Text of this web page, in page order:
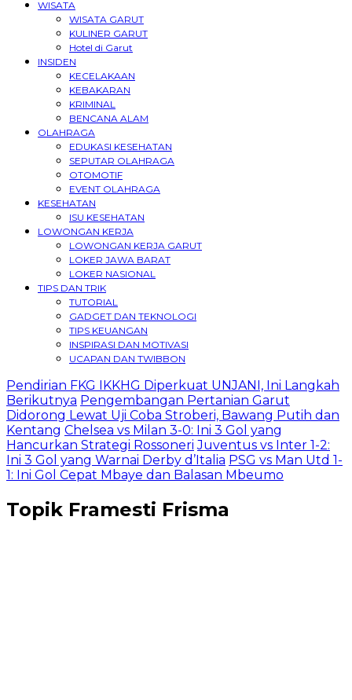
WISATA
WISATA GARUT
KULINER GARUT
Hotel di Garut
INSIDEN
KECELAKAAN
KEBAKARAN
KRIMINAL
BENCANA ALAM
OLAHRAGA
EDUKASI KESEHATAN
SEPUTAR OLAHRAGA
OTOMOTIF
EVENT OLAHRAGA
KESEHATAN
ISU KESEHATAN
LOWONGAN KERJA
LOWONGAN KERJA GARUT
LOKER JAWA BARAT
LOKER NASIONAL
TIPS DAN TRIK
TUTORIAL
GADGET DAN TEKNOLOGI
TIPS KEUANGAN
INSPIRASI DAN MOTIVASI
UCAPAN DAN TWIBBON
Pendirian FKG IKKHG Diperkuat UNJANI, Ini Langkah
Berikutnya Pengembangan Pertanian Garut
Didorong Lewat Uji Coba Stroberi, Bawang Putih dan
Kentang Chelsea vs Milan 3-0: Ini 3 Gol yang
Hancurkan Strategi Rossoneri Juventus vs Inter 1-2:
Ini 3 Gol yang Warnai Derby d’Italia PSG vs Man Utd 1-
1: Ini Gol Cepat Mbaye dan Balasan Mbeumo
Topik Framesti Frisma